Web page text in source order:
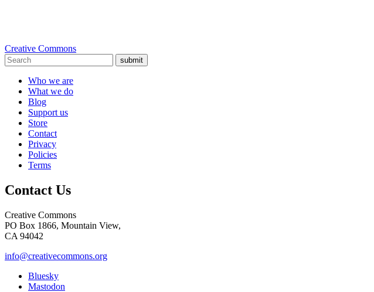
Creative Commons
submit
Who we are
What we do
Blog
Support us
Store
Contact
Privacy
Policies
Terms
Contact Us
Creative Commons
PO Box 1866, Mountain View,
CA 94042
info@creativecommons.org
Bluesky
Mastodon